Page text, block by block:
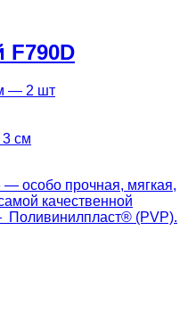
F790D
— 2 шт
см
— особо прочная, мягкая,
качественной
(PVP).